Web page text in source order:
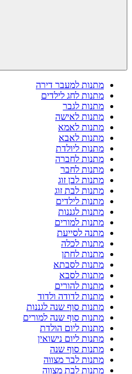
מתנות למעבר דירה
מתנות לחג לילדים
מתנות לגבר
מתנות לאישה
מתנות לאמא
מתנות לאבא
מתנות ליולדת
מתנות לחברה
מתנות לחבר
מתנות לבן זוג
מתנות לבת זוג
מתנות לילדים
מתנות לגננות
מתנות למורים
מתנה לסייעת
מתנות לכלה
מתנות לחתן
מתנות לסבתא
מתנות לסבא
מתנות להורים
מתנות לדודה ולדוד
מתנות סוף שנה לגננות
מתנות סוף שנה למורים
מתנות ליום הולדת
מתנות ליום נישואין
מתנות סוף שנה
מתנות לבר מצווה
מתנות לבת מצווה